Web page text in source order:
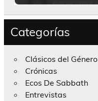
Categorías
Clásicos del Género
Crónicas
Ecos De Sabbath
Entrevistas